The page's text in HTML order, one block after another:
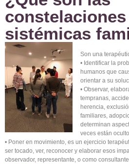
constelaciones
sistémicas
Son una
• Identificar la
humanos que
orientar a su
• Observar,
tempranas,
herencia,
familiares,
determinan
veces están
• Poner en movimiento, es un ejercicio
ser tocado, ver, reconocer y elaborar esos
observador, representante, o como